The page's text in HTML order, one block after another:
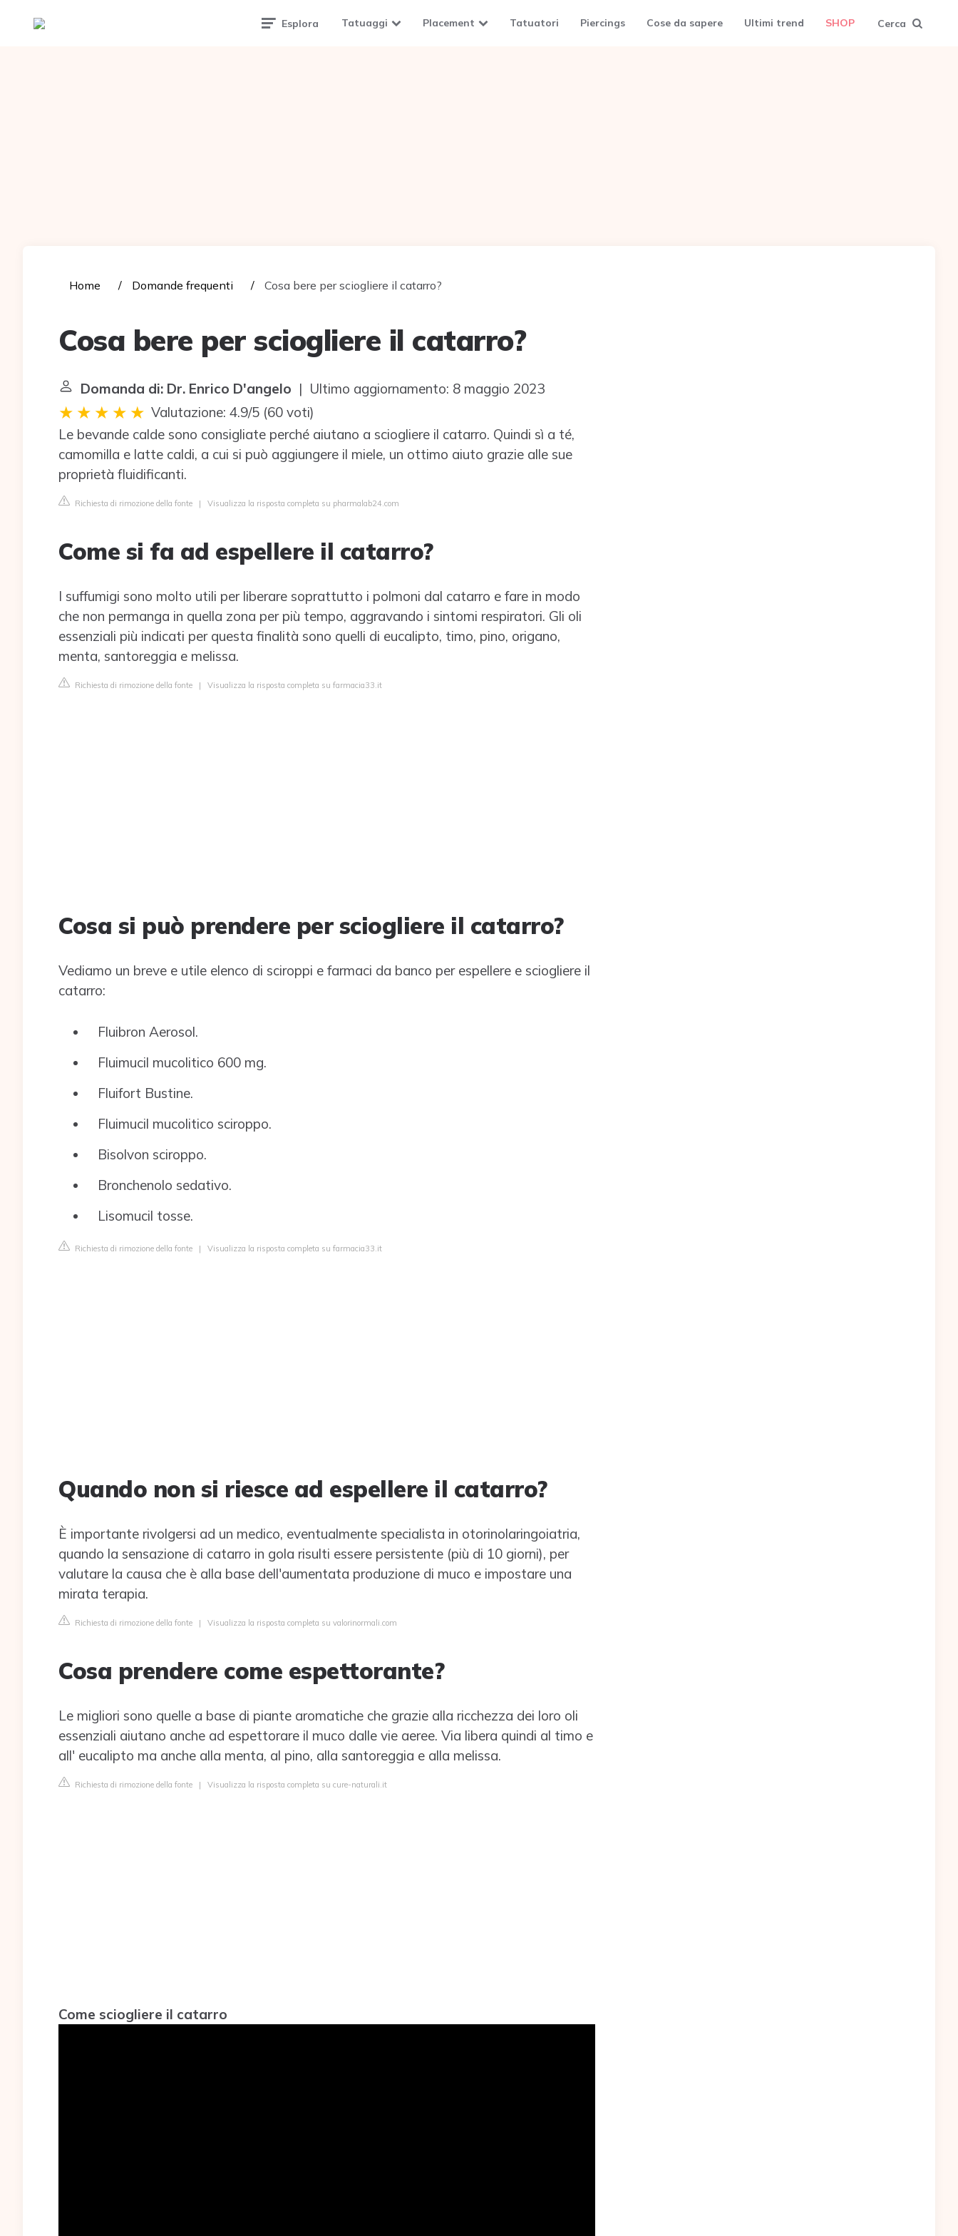
Tattoomuse.it Esplora Tatuaggi Placement Tatuatori Piercings Cose da sapere Ultimi trend SHOP Cerca
Home Domande frequenti Cosa bere per sciogliere il catarro?
Cosa bere per sciogliere il catarro?
Domanda di: Dr. Enrico D'angelo | Ultimo aggiornamento: 8 maggio 2023
Valutazione: 4.9/5 (60 voti)
Le bevande calde sono consigliate perché aiutano a sciogliere il catarro. Quindi sì a té,
camomilla e latte caldi, a cui si può aggiungere il miele, un ottimo aiuto grazie alle sue
proprietà fluidificanti.
Richiesta di rimozione della fonte | Visualizza la risposta completa su pharmalab24.com
Come si fa ad espellere il catarro?
I suffumigi sono molto utili per liberare soprattutto i polmoni dal catarro e fare in modo
che non permanga in quella zona per più tempo, aggravando i sintomi respiratori. Gli oli
essenziali più indicati per questa finalità sono quelli di eucalipto, timo, pino, origano,
menta, santoreggia e melissa.
Richiesta di rimozione della fonte | Visualizza la risposta completa su farmacia33.it
Cosa si può prendere per sciogliere il catarro?
Vediamo un breve e utile elenco di sciroppi e farmaci da banco per espellere e sciogliere il
catarro:
Fluibron Aerosol.
Fluimucil mucolitico 600 mg.
Fluifort Bustine.
Fluimucil mucolitico sciroppo.
Bisolvon sciroppo.
Bronchenolo sedativo.
Lisomucil tosse.
Richiesta di rimozione della fonte | Visualizza la risposta completa su farmacia33.it
Quando non si riesce ad espellere il catarro?
È importante rivolgersi ad un medico, eventualmente specialista in otorinolaringoiatria,
quando la sensazione di catarro in gola risulti essere persistente (più di 10 giorni), per
valutare la causa che è alla base dell'aumentata produzione di muco e impostare una
mirata terapia.
Richiesta di rimozione della fonte | Visualizza la risposta completa su valorinormali.com
Cosa prendere come espettorante?
Le migliori sono quelle a base di piante aromatiche che grazie alla ricchezza dei loro oli
essenziali aiutano anche ad espettorare il muco dalle vie aeree. Via libera quindi al timo e
all' eucalipto ma anche alla menta, al pino, alla santoreggia e alla melissa.
Richiesta di rimozione della fonte | Visualizza la risposta completa su cure-naturali.it
Come sciogliere il catarro